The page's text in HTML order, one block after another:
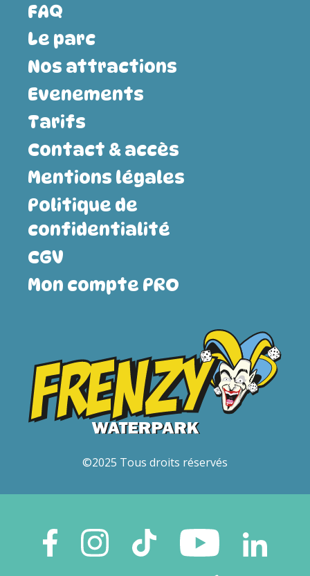
©2025 Tous droits réservés
FAQ
Le parc
Nos attractions
Evenements
Tarifs
Contact & accès
Mentions légales
Politique de
confidentialité
CGV
Mon compte PRO